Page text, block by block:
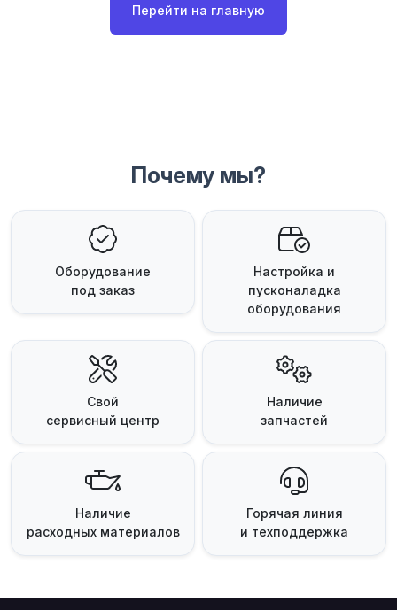
Перейти на главную
Почему мы?
Оборудование
под заказ
Настройка и
пусконаладка
оборудования
Свой
сервисный центр
Наличие
запчастей
Наличие
расходных материалов
Горячая линия
и техподдержка